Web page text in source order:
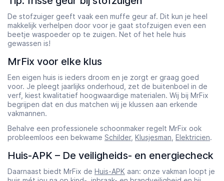
De stofzuiger geeft vaak een muffe geur af. Dit kun je heel
makkelijk verhelpen door voor je gaat stofzuigen even een
beetje waspoeder op te zuigen. Net of het hele huis
gewassen is!
MrFix voor elke klus
Een eigen huis is ieders droom en je zorgt er graag goed
voor. Je pleegt jaarlijks onderhoud, zet de buitenboel in de
verf, kiest kwalitatief hoogwaardige materialen. Wij bij MrFix
begrijpen dat en dus matchen wij je klussen aan erkende
vakmannen.
Behalve een professionele schoonmaker regelt MrFix ook
probleemloos een bekwame Schilder, Klusjesman Elektricien.
Huis-APK – De veiligheids- en energiecheck
Daarnaast biedt MrFix de Huis-APK aan: onze vakman loopt je